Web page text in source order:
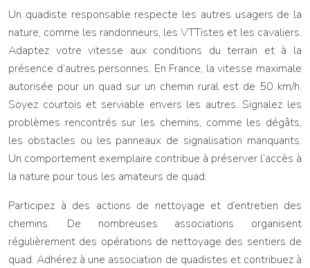
Un quadiste responsable respecte les autres usagers de la
nature, comme les randonneurs, les VTTistes et les cavaliers.
Adaptez votre vitesse aux conditions du terrain et à la
présence d’autres personnes. En France, la vitesse maximale
autorisée pour un quad sur un chemin rural est de 50 km/h.
Soyez courtois et serviable envers les autres. Signalez les
problèmes rencontrés sur les chemins, comme les dégâts,
les obstacles ou les panneaux de signalisation manquants.
Un comportement exemplaire contribue à préserver l’accès à
la nature pour tous les amateurs de quad.
Participez à des actions de nettoyage et d’entretien des
chemins. De nombreuses associations organisent
régulièrement des opérations de nettoyage des sentiers de
quad. Adhérez à une association de quadistes et contribuez à